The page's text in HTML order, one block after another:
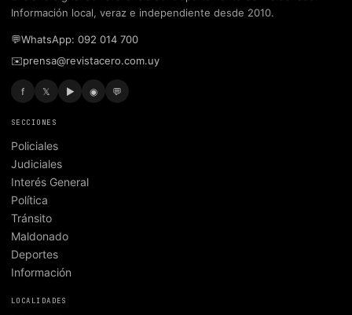
Información local, veraz e independiente desde 2010.
💬WhatsApp: 092 014 700
✉️prensa@revistacero.com.uy
f 𝕏 ▶ ◉ 💬
SECCIONES
Policiales
Judiciales
Interés General
Política
Tránsito
Maldonado
Deportes
Información
LOCALIDADES